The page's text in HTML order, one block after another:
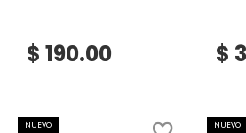
PHLUR
PRADA
$ 190.00 $
NUEVO
NUEVO